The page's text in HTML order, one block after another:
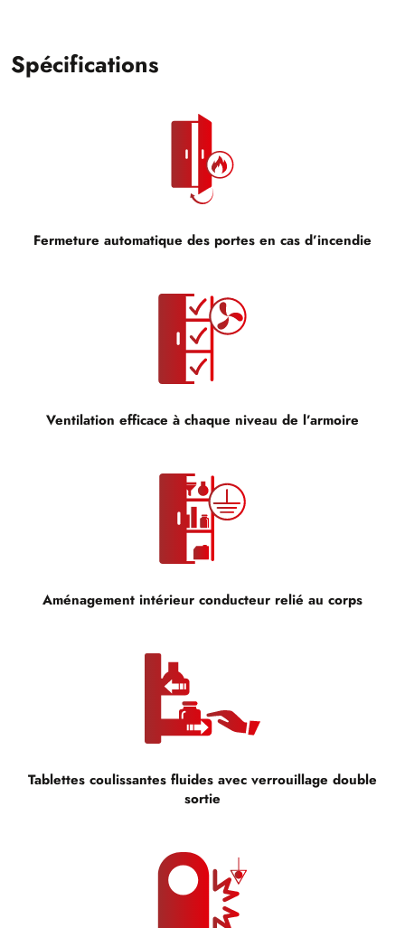
Spécifications
Fermeture automatique des portes en cas d’incendie
Ventilation efficace à chaque niveau de l’armoire
Aménagement intérieur conducteur relié au corps
Tablettes coulissantes fluides avec verrouillage double
sortie